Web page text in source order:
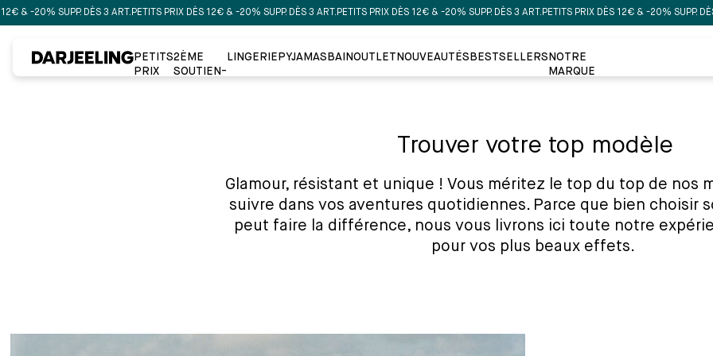
SUPP. DÈS 3 ART.PETITS PRIX DÈS 12€ & -20% SUPP. DÈS 3 ART.PETITS PRIX DÈS 12€ & -20% SUPP. DÈS 3 ART.PETITS PRIX DÈS 12€ & -20% SUPP. DÈS 3 ART.
PETITS
PRIX
2ÈME
SOUTIEN-
LINGERIE PYJAMAS BAINOUTLET NOUVEAUTÉS BESTSELLERS NOTRE
MARQUE
Trouver votre top modèle
Glamour, résistant et unique ! Vous méritez le top du top de nos
suivre dans vos aventures quotidiennes. Parce que bien choisir
peut faire la différence, nous vous livrons ici toute notre
pour vos plus beaux effets.